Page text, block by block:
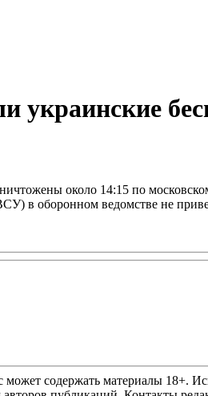
украинские
около 14:15 по
в оборонном ведомстве не
содержать материалы 18+.